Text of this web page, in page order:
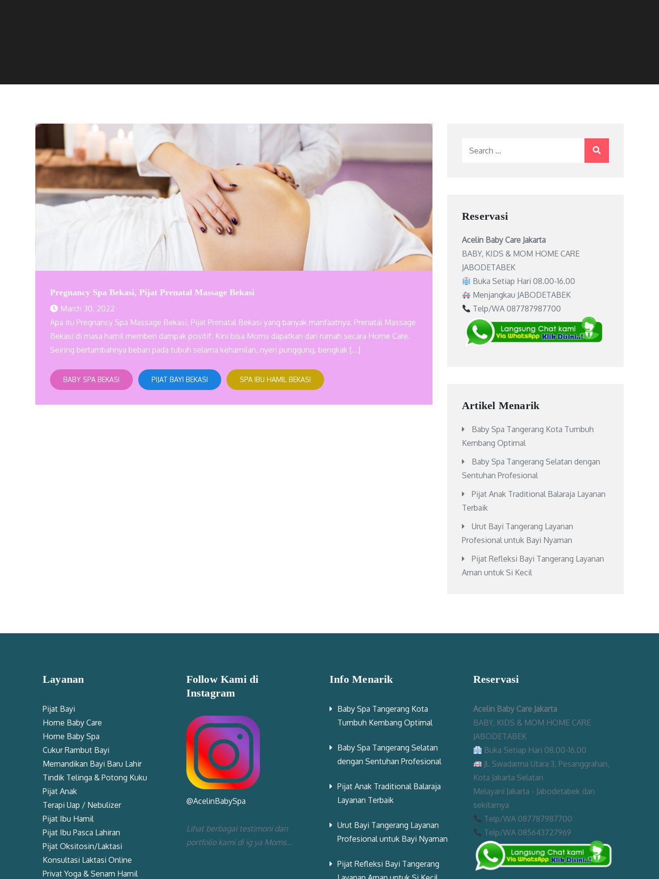
Pregnancy Spa Bekasi, Pijat Prenatal Massage Bekasi
March 30, 2022
Apa itu Pregnancy Spa Massage Bekasi, Pijat Prenatal Bekasi yang banyak manfaatnya. Prenatal Massage
Bekasi di masa hamil memberi dampak positif. Kini bisa Moms dapatkan dari rumah secara Home Care.
Seiring bertambahnya beban pada tubuh selama kehamilan, nyeri punggung, bengkak […]
BABY SPA BEKASI PIJAT BAYI BEKASI SPA IBU HAMIL BEKASI
Reservasi
Acelin Baby Care Jakarta
BABY, KIDS & MOM HOME CARE
JABODETABEK
Buka Setiap Hari 08.00-16.00
Menjangkau JABODETABEK
Telp/WA 087787987700
Artikel Menarik
Baby Spa Tangerang Kota Tumbuh
Kembang Optimal
Baby Spa Tangerang Selatan dengan
Sentuhan Profesional
Pijat Anak Traditional Balaraja Layanan
Terbaik
Urut Bayi Tangerang Layanan
Profesional untuk Bayi Nyaman
Pijat Refleksi Bayi Tangerang Layanan
Aman untuk Si Kecil
Layanan
Pijat Bayi
Home Baby Care
Home Baby Spa
Cukur Rambut Bayi
Memandikan Bayi Baru Lahir
Tindik Telinga & Potong Kuku
Pijat Anak
Terapi Uap / Nebulizer
Pijat Ibu Hamil
Pijat Ibu Pasca Lahiran
Pijat Oksitosin/Laktasi
Konsultasi Laktasi Online
Privat Yoga & Senam Hamil
Follow Kami di
Instagram
@AcelinBabySpa
Lihat berbagai testimoni dan
portfolio kami di ig ya Moms...
Info Menarik
Baby Spa Tangerang Kota
Tumbuh Kembang Optimal
Baby Spa Tangerang Selatan
dengan Sentuhan Profesional
Pijat Anak Traditional Balaraja
Layanan Terbaik
Urut Bayi Tangerang Layanan
Profesional untuk Bayi Nyaman
Pijat Refleksi Bayi Tangerang
Reservasi
Acelin Baby Care Jakarta
BABY, KIDS & MOM HOME CARE
JABODETABEK
Buka Setiap Hari 08.00-16.00
Jl. Swadarma Utara 3, Pesanggrahan,
Kota Jakarta Selatan
Melayani Jakarta - Jabodetabek dan
sekitarnya
Telp/WA 087787987700
Telp/WA 085643727969